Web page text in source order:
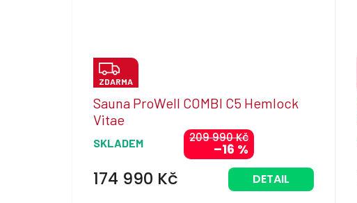
Z
D
A
R
M
A
ZDARMA
209 990 Kč
–16 %
Sauna ProWell COMBI C5 Hemlock
Vitae
SKLADEM
174 990 Kč DETAIL